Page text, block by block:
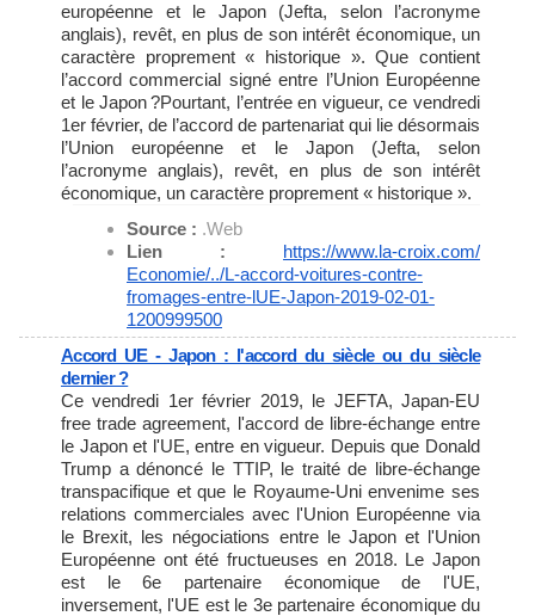
européenne et le Japon (Jefta, selon l’acronyme
anglais), revêt, en plus de son intérêt économique, un
caractère proprement « historique ». Que contient
l’accord commercial signé entre l’Union Européenne
et le Japon ?Pourtant, l’entrée en vigueur, ce vendredi
1er février, de l’accord de partenariat qui lie désormais
l’Union européenne et le Japon (Jefta, selon
l’acronyme anglais), revêt, en plus de son intérêt
économique, un caractère proprement « historique ».
Source : .Web
Lien : https://www.la-croix.com/
Economie/../L-accord-voitures-contre-
fromages-entre-lUE-Japon-2019-02-01-
1200999500
Accord UE - Japon : l'accord du siècle ou du siècle
dernier ?
Ce vendredi 1er février 2019, le JEFTA, Japan-EU
free trade agreement, l'accord de libre-échange entre
le Japon et l'UE, entre en vigueur. Depuis que Donald
Trump a dénoncé le TTIP, le traité de libre-échange
transpacifique et que le Royaume-Uni envenime ses
relations commerciales avec l'Union Européenne via
le Brexit, les négociations entre le Japon et l'Union
Européenne ont été fructueuses en 2018. Le Japon
est le 6e partenaire économique de l'UE,
inversement, l'UE est le 3e partenaire économique du